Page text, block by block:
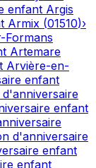
enfant Argis
Armix (01510)›
Formans
Artemare
Arvière-en-
enfant
enfant
d'anniversaire
enfant
enfant